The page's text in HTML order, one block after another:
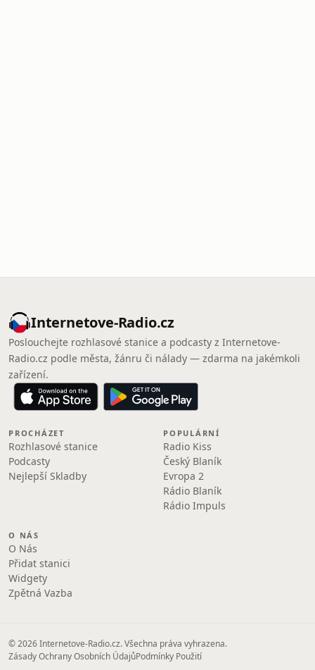
Internetove-Radio.cz
Poslouchejte rozhlasové stanice a podcasty z Internetove-
Radio.cz podle města, žánru či nálady — zdarma na jakémkoli
zařízení.
PROCHÁZET
Rozhlasové stanice
Podcasty
Nejlepší Skladby
POPULÁRNÍ
Radio Kiss
Český Blaník
Evropa 2
Rádio Blaník
Rádio Impuls
O NÁS
O Nás
Přidat stanici
Widgety
Zpětná Vazba
© 2026 Internetove-Radio.cz. Všechna práva vyhrazena.
Zásady Ochrany Osobních ÚdajůPodmínky Použití